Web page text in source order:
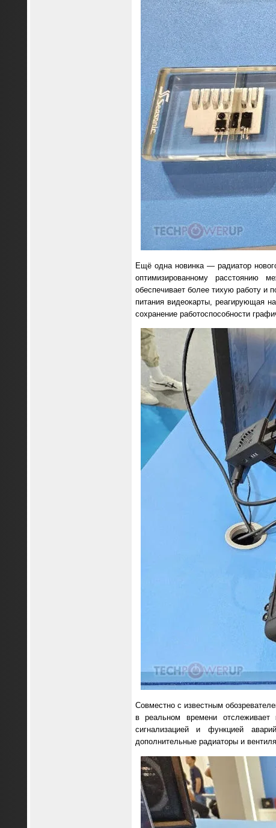
Ещё одна новинка — радиатор
оптимизированному расстоянию
обеспечивает более тихую работу и
питания видеокарты, реагирующая
сохранение работоспособности
Совместно с известным
в реальном времени
сигнализацией и функцией
дополнительные радиаторы и